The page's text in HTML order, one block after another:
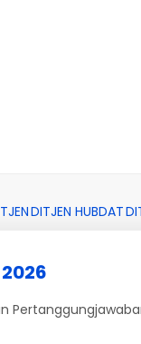
DITJEN HUBDAT